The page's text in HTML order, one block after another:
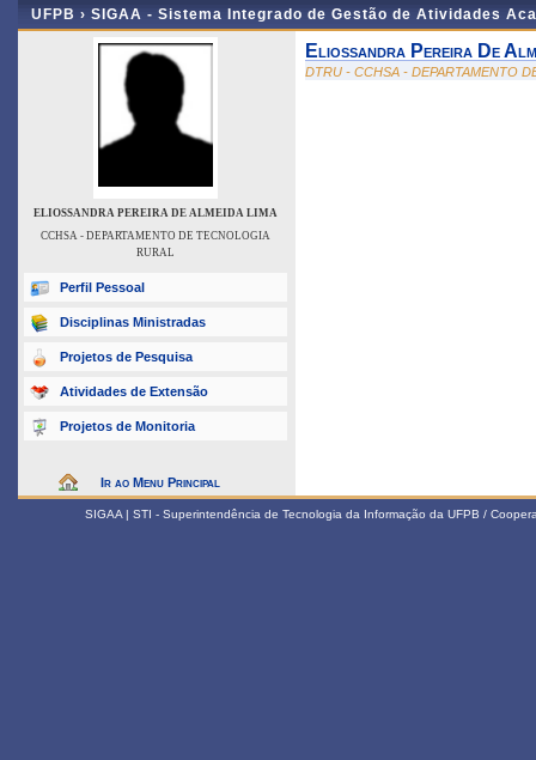
UFPB › SIGAA - Sistema Integrado de Gestão de Atividades
ELIOSSANDRA PEREIRA DE ALMEIDA LIMA
CCHSA - DEPARTAMENTO DE TECNOLOGIA
RURAL
Perfil Pessoal
Disciplinas Ministradas
Projetos de Pesquisa
Atividades de Extensão
Projetos de Monitoria
Ir ao Menu Principal
Eliossandra Pereira De
DTRU - CCHSA - DEPARTAMENTO
SIGAA | STI - Superintendência de Tecnologia da Informação da UFPB /